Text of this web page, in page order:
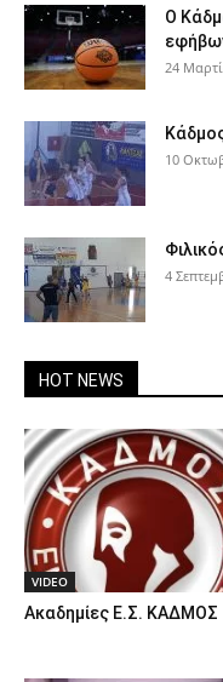
Ο
24
10
4
HOT NEWS
VIDEO
Ακαδημίες Ε.Σ. ΚΑΔΜΟΣ